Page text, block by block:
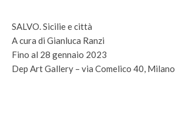
SALVO. Sicilie e città
A cura di Gianluca Ranzi
Fino al 28 gennaio 2023
Dep Art Gallery – via Comelico 40, Milano